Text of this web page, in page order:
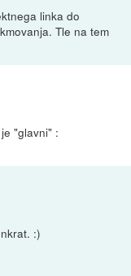
linka do
Tle na tem
"glavni" :
:)